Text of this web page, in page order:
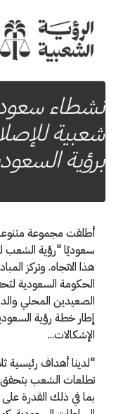
نشطاء
شعبية
برؤية السعودية
أطلقت مجموعة
سعوديًا "رؤية الشعب
الحكومة السعودية
الصعيدين المحلي
الإشكالات...
"لدينا أهداف رئيسية
تطلعات الشعب بتحقق
بما في ذلك القدرة على